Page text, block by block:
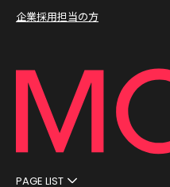
企業採用担当の方
PAGE LIST